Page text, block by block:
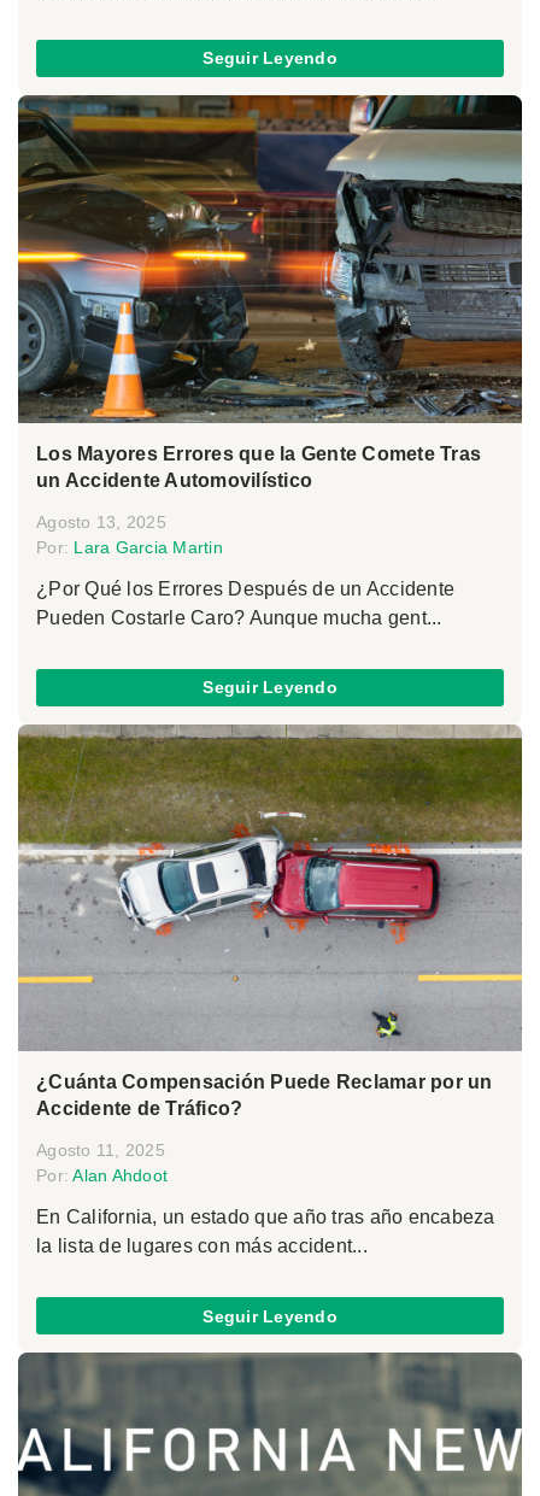
Seguir Leyendo
Los Mayores Errores que la Gente Comete Tras
un Accidente Automovilístico
Agosto 13, 2025
Por: Lara Garcia Martin
¿Por Qué los Errores Después de un Accidente
Pueden Costarle Caro? Aunque mucha gent...
Seguir Leyendo
¿Cuánta Compensación Puede Reclamar por un
Accidente de Tráfico?
Agosto 11, 2025
Por:Alan Ahdoot
En California, un estado que año tras año encabeza
la lista de lugares con más accident...
Seguir Leyendo